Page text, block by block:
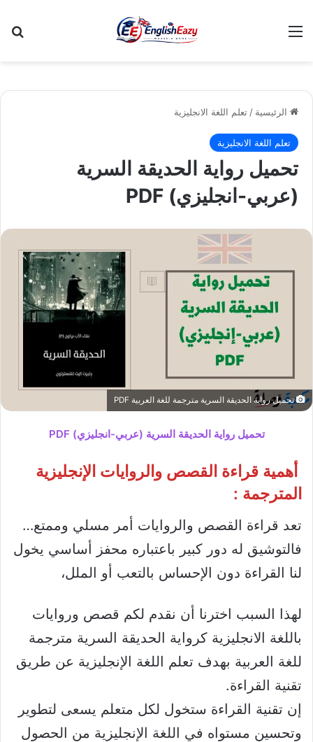
القائمة
الرئيسية / تعلم اللغة الانجليزية
تعلم اللغة الانجليزية
تحميل رواية الحديقة السرية
(عربي-انجليزي) PDF
تحميل رواية الحديقة السرية مترجمة للغة العربية PDF
تحميل رواية الحديقة السرية (عربي-انجليزي) PDF
أهمية قراءة القصص والروايات الإنجليزية
المترجمة :
تعد قراءة القصص والروايات أمر مسلي وممتع…
فالتوشيق له دور كبير باعتباره محفز أساسي يخول
لنا القراءة دون الإحساس بالتعب أو الملل،
لهذا السبب اخترنا أن نقدم لكم قصص وروايات
باللغة الانجليزية كرواية الحديقة السرية مترجمة
للغة العربية بهدف تعلم اللغة الإنجليزية عن طريق
تقنية القراءة.
إن تقنية القراءة ستخول لكل متعلم يسعى لتطوير
وتحسين مستواه في اللغة الإنجليزية من الحصول